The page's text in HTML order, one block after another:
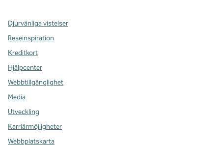
Djurvänliga vistelser
Reseinspiration
Kreditkort
Hjälpcenter
Webbtillgänglighet
Media
Utveckling
Karriärmöjligheter
Webbplatskarta